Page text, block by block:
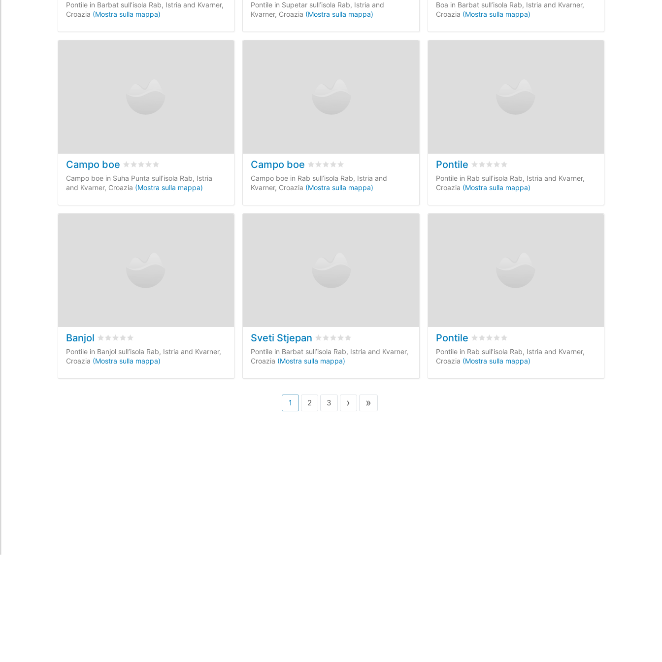
Pontile in Barbat sull’isola Rab, Istria and Kvarner,
Croazia (Mostra sulla mappa)
Pontile in Supetar sull’isola Rab, Istria and
Kvarner, Croazia (Mostra sulla mappa)
Boa in Barbat sull’isola Rab, Istria and Kvarner,
Croazia (Mostra sulla mappa)
Campo boe Valutato0 recensioni dei clienti
Campo boe in Suha Punta sull’isola Rab, Istria
and Kvarner, Croazia (Mostra sulla mappa)
Campo boe Valutato0 recensioni dei clienti
Campo boe in Rab sull’isola Rab, Istria and
Kvarner, Croazia (Mostra sulla mappa)
Pontile Valutato0
Pontile in Rab sull’isola Rab, Istria and Kvarner,
Croazia (Mostra sulla mappa)
Banjol Valutato0 recensioni dei clienti
Pontile in Banjol sull’isola Rab, Istria and Kvarner,
Croazia (Mostra sulla mappa)
Sveti Stjepan Valutato0 recensioni dei clienti
Pontile in Barbat sull’isola Rab, Istria and Kvarner,
Croazia (Mostra sulla mappa)
Pontile Valutato0
Pontile in Rab sull’isola Rab, Istria and Kvarner,
Croazia (Mostra sulla mappa)
1 2 3 › »